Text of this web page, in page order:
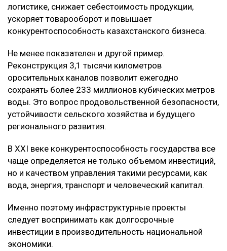
логистике, снижает себестоимость продукции,
ускоряет товарооборот и повышает
конкурентоспособность казахстанского бизнеса.
Не менее показателен и другой пример.
Реконструкция 3,1 тысячи километров
оросительных каналов позволит ежегодно
сохранять более 233 миллионов кубических метров
воды. Это вопрос продовольственной безопасности,
устойчивости сельского хозяйства и будущего
регионального развития.
В XXI веке конкурентоспособность государства все
чаще определяется не только объемом инвестиций,
но и качеством управления такими ресурсами, как
вода, энергия, транспорт и человеческий капитал.
Именно поэтому инфраструктурные проекты
следует воспринимать как долгосрочные
инвестиции в производительность национальной
экономики.